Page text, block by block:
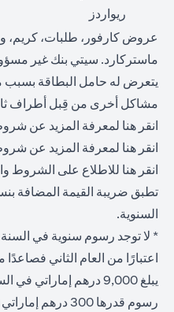
ريواردز
عروض كارفور، طلبات، كريم،
ماستركارد. سيتي بنك غير
يتعرض له حامل البطاقة بسبب
مشاكل أخرى من قِبل أطراف
انقر هنا لمعرفة المزيد عن
انقر هنا لمعرفة المزيد عن
انقر هنا للاطلاع على الشروط
السنوية.
* لا توجد رسوم سنوية في السنة
اعتبارًا من العام الثاني
يبلغ 9,000 درهم إماراتي
رسوم قدرها 300